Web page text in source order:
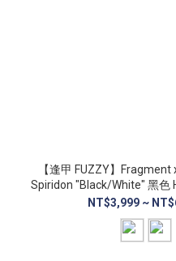
【逢甲 FUZZY】
Spiridon "Black/White" 黑色
HF5455-
NT$3,999 ~